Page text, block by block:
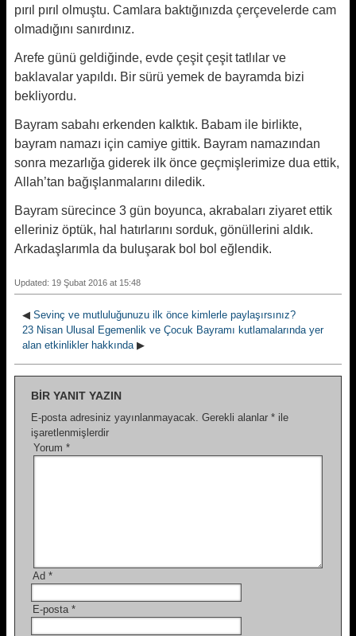
pırıl pırıl olmuştu. Camlara baktığınızda çerçevelerde cam
olmadığını sanırdınız.
Arefe günü geldiğinde, evde çeşit çeşit tatlılar ve
baklavalar yapıldı. Bir sürü yemek de bayramda bizi
bekliyordu.
Bayram sabahı erkenden kalktık. Babam ile birlikte,
bayram namazı için camiye gittik. Bayram namazından
sonra mezarlığa giderek ilk önce geçmişlerimize dua ettik,
Allah’tan bağışlanmalarını diledik.
Bayram sürecince 3 gün boyunca, akrabaları ziyaret ettik
elleriniz öptük, hal hatırlarını sorduk, gönüllerini aldık.
Arkadaşlarımla da buluşarak bol bol eğlendik.
Updated: 19 Şubat 2016 at 15:48
◀ Sevinç ve mutluluğunuzu ilk önce kimlerle paylaşırsınız?
23 Nisan Ulusal Egemenlik ve Çocuk Bayramı kutlamalarında yer
alan etkinlikler hakkında▶
BIR YANIT YAZIN
E-posta adresiniz yayınlanmayacak. Gerekli alanlar * ile
işaretlenmişlerdir
Yorum *
Ad *
E-posta *